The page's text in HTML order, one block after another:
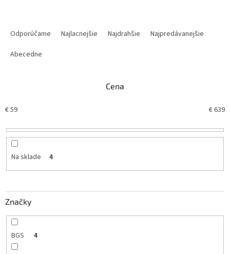
r
d
t
v
Odporúčame Najlacnejšie Najdrahšie
Najpredávanejšie
Abecedne
Cena
€59 €639
Na sklade 4
Značky
BGS 4